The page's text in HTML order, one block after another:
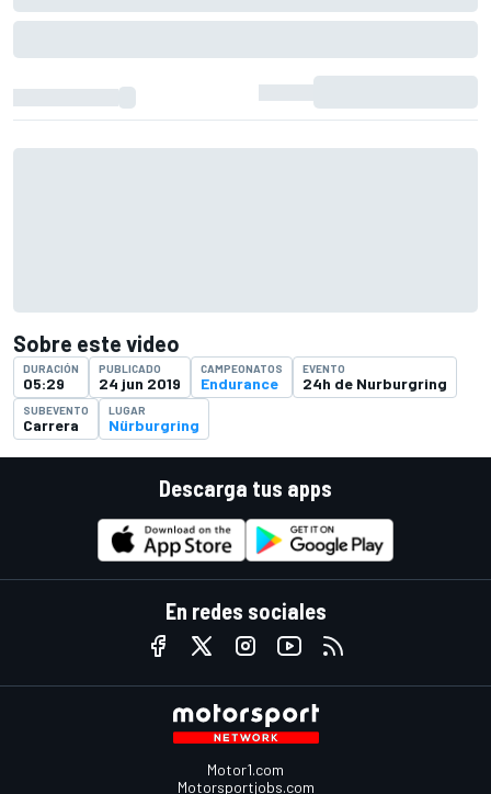
Sobre este video
DURACIÓN
05:29
PUBLICADO
24 jun 2019
CAMPEONATOS
Endurance
EVENTO
24h de Nurburgring
SUBEVENTO
Carrera
LUGAR
Nürburgring
Descarga tus apps
En redes sociales
Motor1.com
Motorsportjobs.com